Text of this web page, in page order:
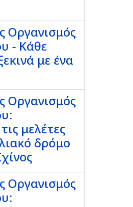
Οργανισμός
- Κάθε
με ένα
Οργανισμός
μελέτες
δρόμο
Οργανισμός